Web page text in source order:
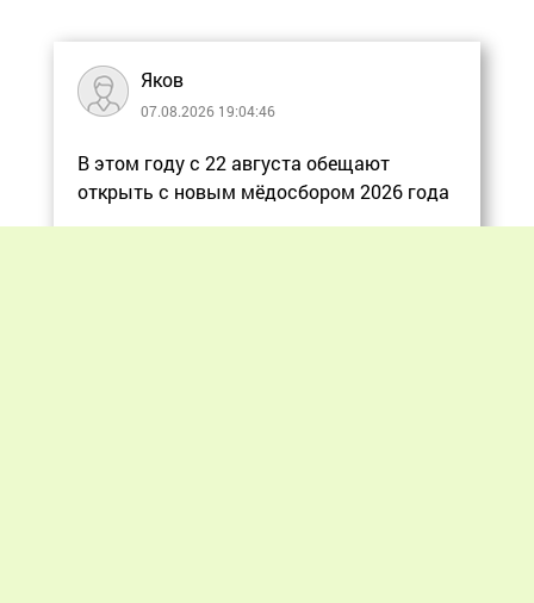
Яков
07.08.2026 19:04:46
В этом году с 22 августа обещают
открыть с новым мёдосбором 2026 года